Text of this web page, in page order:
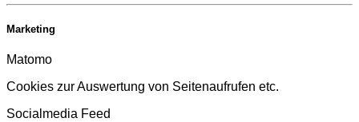
Marketing
Matomo
Cookies zur Auswertung von Seitenaufrufen etc.
Socialmedia Feed